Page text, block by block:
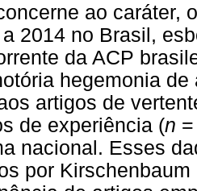
ao caráter,
2014 no Brasil,
da ACP
hegemonia de
artigos de
de experiência (n
nacional. Esses
por